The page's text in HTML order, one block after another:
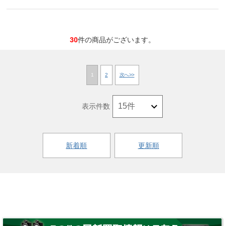
30件の商品がございます。
1 2 次へ>>
新着順 更新順
表示件数